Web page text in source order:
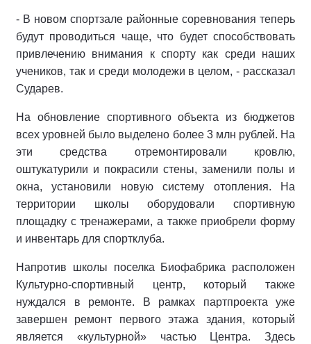
- В новом спортзале районные соревнования теперь
будут проводиться чаще, что будет способствовать
привлечению внимания к спорту как среди наших
учеников, так и среди молодежи в целом, - рассказал
Сударев.
На обновление спортивного объекта из бюджетов
всех уровней было выделено более 3 млн рублей. На
эти средства отремонтировали кровлю,
оштукатурили и покрасили стены, заменили полы и
окна, установили новую систему отопления. На
территории школы оборудовали спортивную
площадку с тренажерами, а также приобрели форму
и инвентарь для спортклуба.
Напротив школы поселка Биофабрика расположен
Культурно-спортивный центр, который также
нуждался в ремонте. В рамках партпроекта уже
завершен ремонт первого этажа здания, который
является «культурной» частью Центра. Здесь